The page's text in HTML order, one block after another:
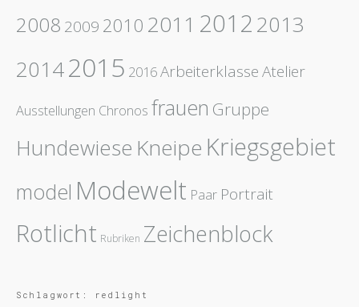
2008 2009 2010 2011 20122013
20142015 2016ArbeiterklasseAtelier
Ausstellungen Chronos frauen Gruppe
Hundewiese Kneipe Kriegsgebiet
model Modewelt Paar Portrait
Rotlicht Rubriken Zeichenblock
Schlagwort: redlight